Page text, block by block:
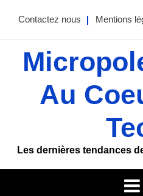
Contactez nous Mentions
Au
Les dernières tendances